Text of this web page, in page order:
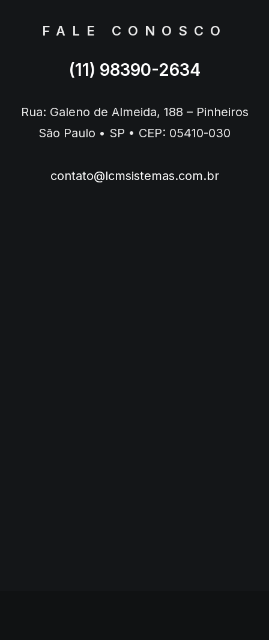
FALE CONOSCO
(11) 98390-2634
Rua: Galeno de Almeida, 188 – Pinheiros
São Paulo • SP • CEP: 05410-030
contato@lcmsistemas.com.br